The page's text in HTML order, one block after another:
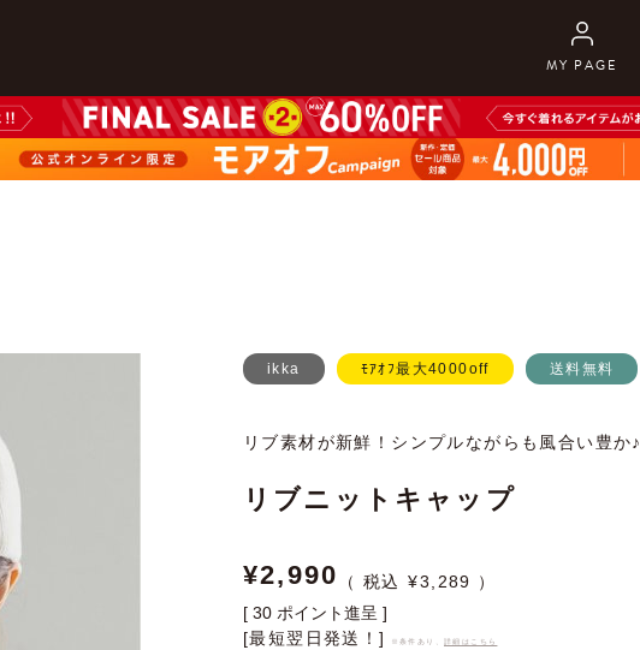
MY PAGE
ikka ﾓｱｵﾌ最大4000off 送料無料
リブ素材が新鮮！シンプルながらも風合い豊か♪
リブニットキャップ
¥2,990 ¥3,289
[ 30 ポイント進呈 ]
[最短翌日発送！]
※条件あり、 詳細はこちら